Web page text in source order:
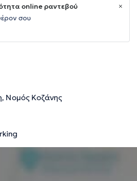
online ραντεβού
σου
Νομός Κοζάνης